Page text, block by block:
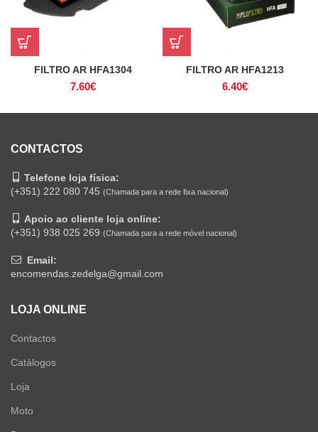
FILTRO AR HFA1304
7.60€
FILTRO AR HFA1213
6.40€
CONTACTOS
Telefone loja física:
(+351) 222 080 745 (Chamada para a rede fixa nacional)
Apoio ao cliente loja online:
(+351) 938 025 269 (Chamada para a rede móvel nacional)
Email:
encomendas.zedelga@gmail.com
LOJA ONLINE
Contactos
Catálogos
Loja
Moto